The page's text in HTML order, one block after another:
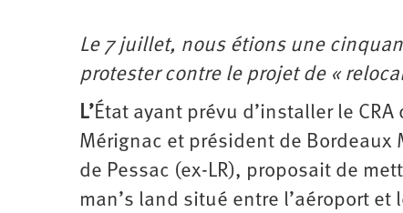
Le 7 juillet, nous étions une
protester contre le projet de «
L’État ayant prévu d’installer le
Mérignac et président de Bordeaux
de Pessac (ex-LR), proposait de
man’s land situé entre l’aéroport